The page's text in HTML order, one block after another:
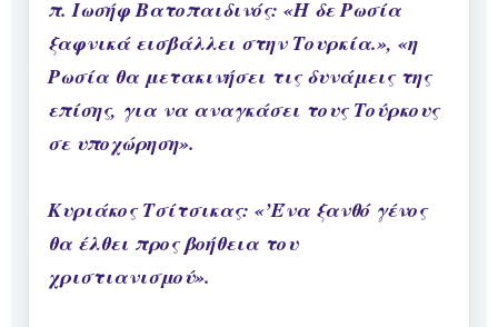
π. Ιωσήφ Βατοπαιδινός: «Η δε Ρωσία
ξαφνικά εισβάλλει στην Τουρκία.», «η
Ρωσία θα μετακινήσει τις δυνάμεις της
επίσης, για να αναγκάσει τους Τούρκους
σε υποχώρηση».
Κυριάκος Τσίτσικας: «’Ένα ξανθό γένος
θα έλθει προς βοήθεια του
χριστιανισμού».